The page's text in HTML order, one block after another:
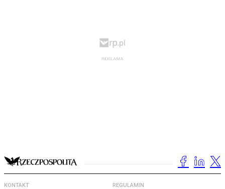
KONTAKT REGULAMIN